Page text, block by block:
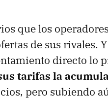
que los
de sus rivales.
directo lo
tarifas la
pero subiendo